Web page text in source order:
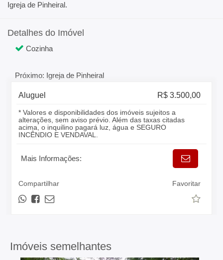
Igreja de Pinheiral.
Detalhes do Imóvel
Cozinha
Próximo: Igreja de Pinheiral
Aluguel R$ 3.500,00
* Valores e disponibilidades dos imóveis sujeitos a
alterações, sem aviso prévio. Além das taxas citadas
acima, o inquilino pagará luz, água e SEGURO
INCÊNDIO E VENDAVAL.
Mais Informações:
Compartilhar Favoritar
Imóveis semelhantes